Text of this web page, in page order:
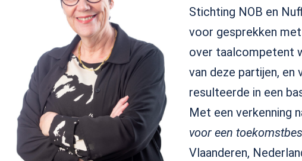
Stichting NOB en
voor gesprekken
over taalcompetent
van deze partijen,
resulteerde in een
Met een verkenning
voor een
Vlaanderen,